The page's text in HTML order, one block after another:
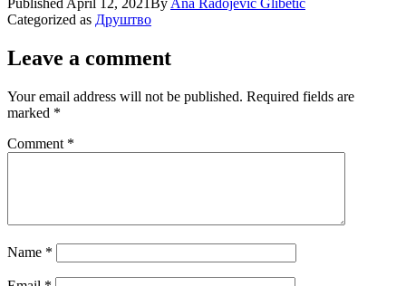
Published April 12, 2021By Ana Radojević Glibetić
Categorized as Друштво
Leave a comment
Your email address will not be published. Required fields are
marked *
Comment *
Name *